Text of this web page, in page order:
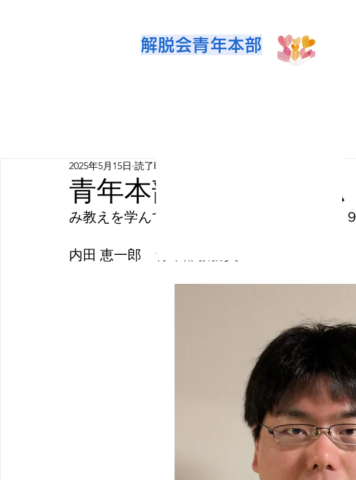
解脱会青年本部
青年本部会役員コラム
2025年5月15日 読了時間: 3分
み教えを学んでいてよかったこと　Ｖｏｌ．９
内田 恵一郎　青年部教務員